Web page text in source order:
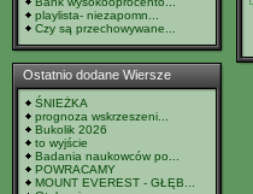
playlista- niezapomn...
Czy są przechowywane...
Ostatnio dodane Wiersze
ŚNIEŻKA
prognoza wskrzeszeni...
Bukolik 2026
to wyjście
Badania naukowców po...
POWRACAMY
MOUNT EVEREST - GŁĘB...